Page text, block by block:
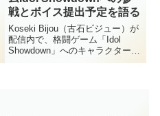
戦とボイス提出予定を語る
Koseki Bijou（古石ビジュー）が
配信内で、格闘ゲーム「Idol
Showdown」へのキャラクター参
戦について語りました。近いうち